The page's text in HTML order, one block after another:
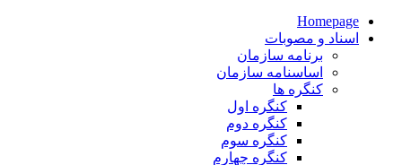
Homepage
اسناد و مصوبات
برنامه سازمان
اساسنامه سازمان
کنگره ها
کنگره اول
کنگره دوم
کنگره سوم
کنگره چهارم